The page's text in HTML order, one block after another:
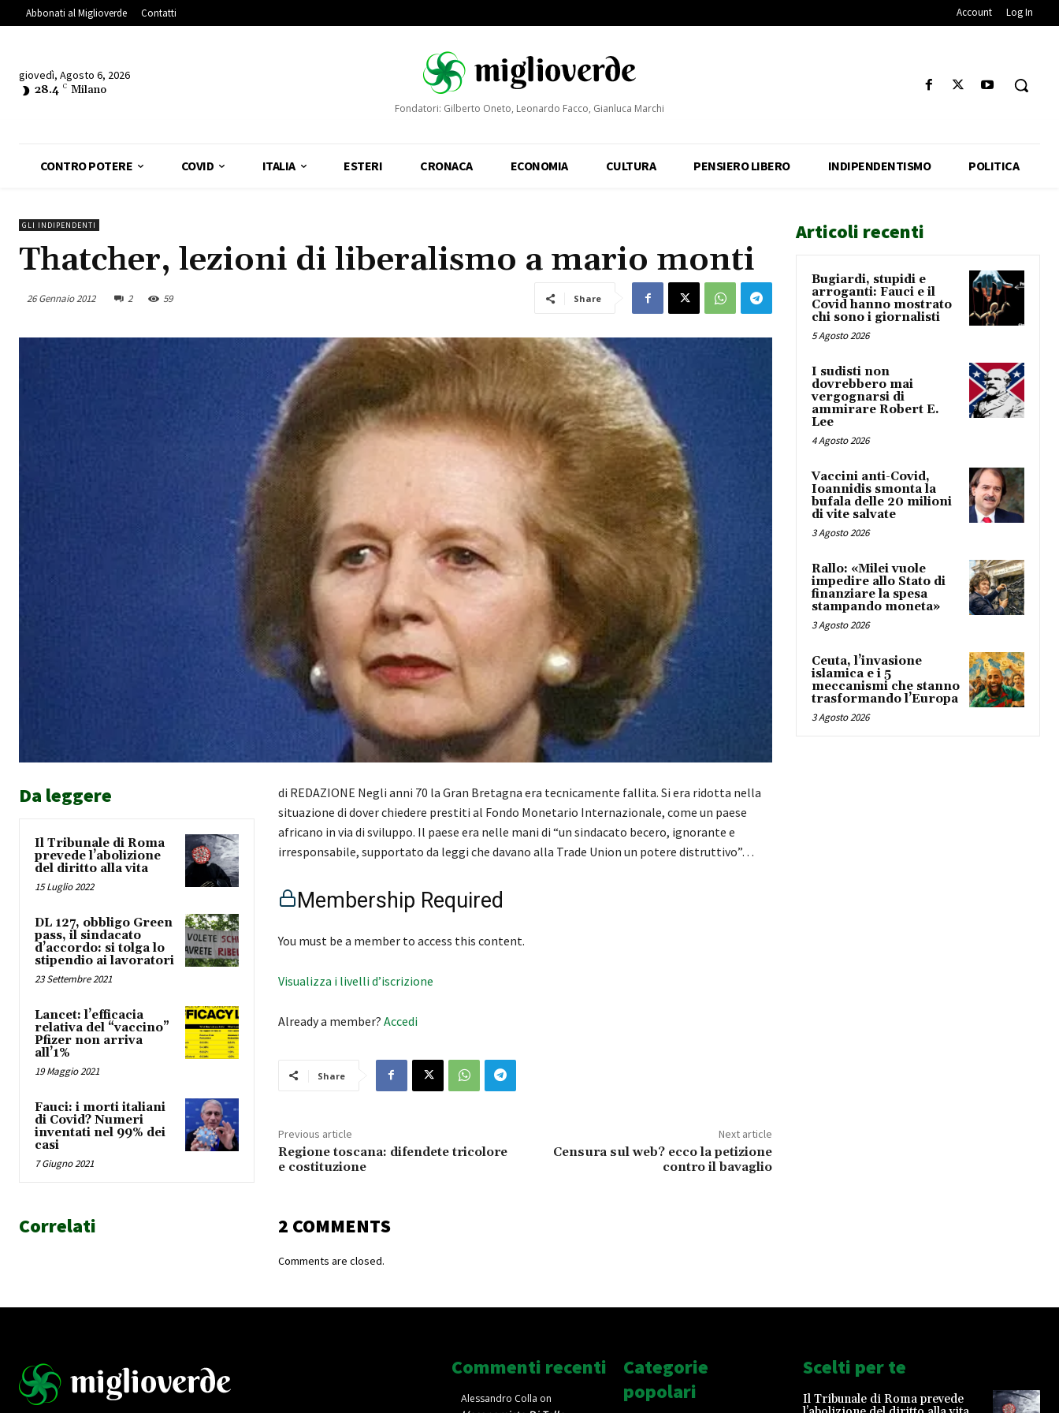
Abbonati al Miglioverde Contatti Account Log In
giovedì, Agosto 6, 2026
28.4 C Milano
Fondatori: Gilberto Oneto, Leonardo Facco, Gianluca Marchi
CONTRO POTERE COVID ITALIA ESTERI CRONACA ECONOMIA CULTURA PENSIERO LIBERO INDIPENDENTISMO POLITICA
GLI INDIPENDENTI
Thatcher, lezioni di liberalismo a mario monti
26 Gennaio 2012 2 59 Share
Da leggere
Il Tribunale di Roma
prevede l’abolizione
del diritto alla vita
15 Luglio 2022
DL 127, obbligo Green
pass, il sindacato
d’accordo: si tolga lo
stipendio ai lavoratori
23 Settembre 2021
Lancet: l’efficacia
relativa del “vaccino”
Pfizer non arriva
all’1%
19 Maggio 2021
Fauci: i morti italiani
di Covid? Numeri
inventati nel 99% dei
casi
7 Giugno 2021
di REDAZIONE Negli anni 70 la Gran Bretagna era tecnicamente fallita. Si era ridotta nella
situazione di dover chiedere prestiti al Fondo Monetario Internazionale, come un paese
africano in via di sviluppo. Il paese era nelle mani di “un sindacato becero, ignorante e
irresponsabile, supportato da leggi che davano alla Trade Union un potere distruttivo”…
Membership Required
You must be a member to access this content.
Visualizza i livelli d’iscrizione
Already a member? Accedi
Share
Previous article
Regione toscana: difendete tricolore
e costituzione
Next article
Censura sul web? ecco la petizione
contro il bavaglio
Correlati 2 COMMENTS
Comments are closed.
Articoli recenti
Bugiardi, stupidi e
arroganti: Fauci e il
Covid hanno mostrato
chi sono i giornalisti
5 Agosto 2026
I sudisti non
dovrebbero mai
vergognarsi di
ammirare Robert E.
Lee
4 Agosto 2026
Vaccini anti-Covid,
Ioannidis smonta la
bufala delle 20 milioni
di vite salvate
3 Agosto 2026
Rallo: «Milei vuole
impedire allo Stato di
finanziare la spesa
stampando moneta»
3 Agosto 2026
Ceuta, l’invasione
islamica e i 5
meccanismi che stanno
trasformando l’Europa
3 Agosto 2026
Commenti recenti
Alessandro Colla on
Categorie
popolari
Scelti per te
Il Tribunale di Roma prevede